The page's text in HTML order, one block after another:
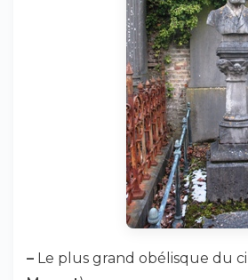
– Le plus grand obélisque du